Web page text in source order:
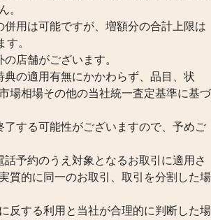
。
用は可能ですが、増額分の合計上限は
。
店舗がございます。
の適用有無にかかわらず、品目、状
場相場その他の当社統一査定基準に基づ
了する可能性がございますので、予めご
予約のうえ対象となるお取引に適用さ
質的に同一のお取引、取引を分割した場
反する利用と当社が合理的に判断した場